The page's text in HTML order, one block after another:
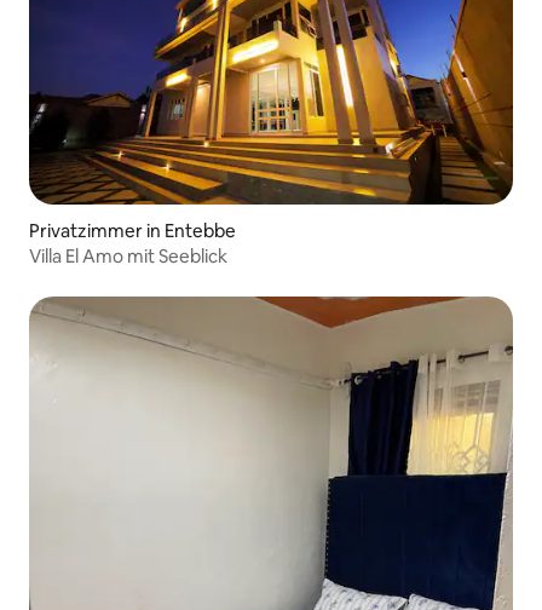
Privatzimmer in Entebbe
Villa El Amo mit Seeblick